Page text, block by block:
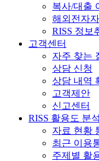
복사/대출
해외전자
RISS 정보
고객센터
자주 찾는
상담 신청
상담 내역
고객제안
신고센터
RISS 활용도 분석
자료 현황
최근 이용
주제별 활